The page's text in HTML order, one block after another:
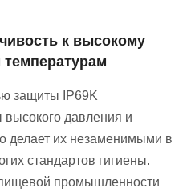
к высокому
защиты IP69K
давления и
делает их незаменимыми в
стандартов гигиены.
промышленности